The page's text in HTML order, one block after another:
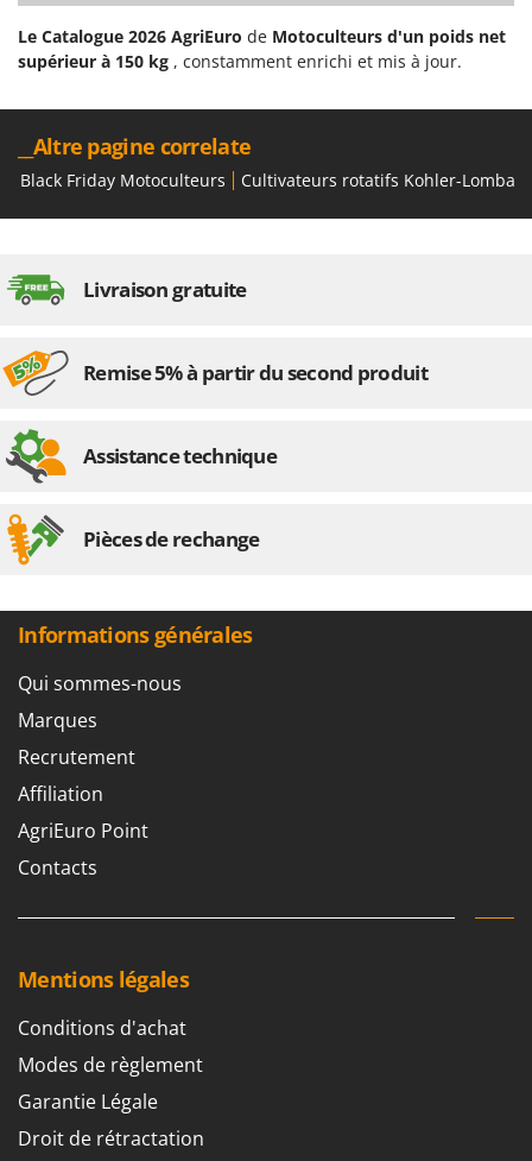
Le Catalogue 2026 AgriEuro de Motoculteurs d'un poids net
supérieur à 150 kg , constamment enrichi et mis à jour.
__Altre pagine correlate
Black Friday Motoculteurs Cultivateurs rotatifs Kohler-
Livraison gratuite
Remise 5% à partir du second produit
Assistance technique
Pièces de rechange
Informations générales
Qui sommes-nous
Marques
Recrutement
Affiliation
AgriEuro Point
Contacts
Mentions légales
Conditions d'achat
Modes de règlement
Garantie Légale
Droit de rétractation